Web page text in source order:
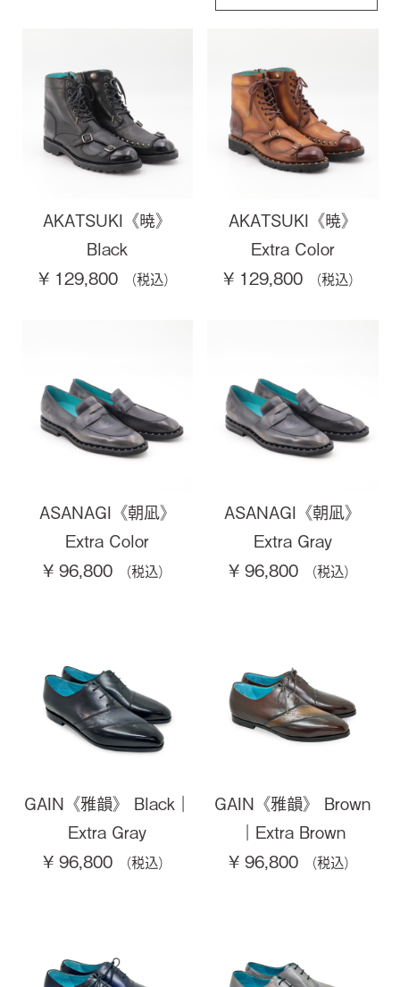
AKATSUKI《暁》
Black
¥ 129,800
AKATSUKI《暁》
Extra Color
¥ 129,800
ASANAGI《朝凪》
Extra Color
¥ 96,800
ASANAGI《朝凪》
Extra Gray
¥ 96,800
GAIN《雅韻》 Black｜
Extra Gray
¥ 96,800
GAIN《雅韻》 Brown
｜Extra Brown
¥ 96,800